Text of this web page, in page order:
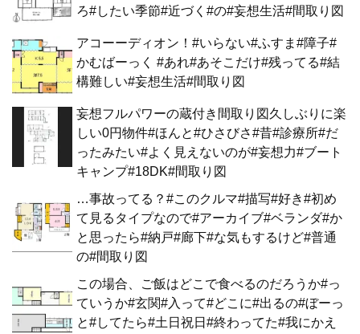
ろ#したい季節#近づく#の#妄想生活#間取り図
アコーーディオン！#いらない#ふすま#障子#
かむばーっく #あれ#あそこだけ#残ってる#結
構難しい#妄想生活#間取り図
妄想フルパワーの蔵付き間取り図久しぶりに楽
しい0円物件#ほんと#ひさびさ#昔#診療所#だ
ったみたい#よく見えないのが#妄想力#ブート
キャンプ#18DK#間取り図
…事故ってる？#このクルマ#描写#好き#初め
て見るタイプなので#アーカイブ#ベランダ#か
と思ったら#納戸#廊下#な気もするけど#普通
の#間取り図
この場合、ご飯はどこで食べるのだろうか#っ
ていうか#玄関#入って#どこに#出るの#ぼーっ
と#してたら#土日祝日#終わってた#我にかえ